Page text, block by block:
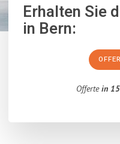
Erhalten Sie
in Bern:
Offertein